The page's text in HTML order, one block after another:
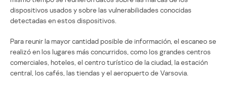
dispositivos usados y sobre las vulnerabilidades conocidas
detectadas en estos dispositivos.
Para reunir la mayor cantidad posible de información, el escaneo se
realizó en los lugares más concurridos, como los grandes centros
comerciales, hoteles, el centro turístico de la ciudad, la estación
central, los cafés, las tiendas y el aeropuerto de Varsovia.